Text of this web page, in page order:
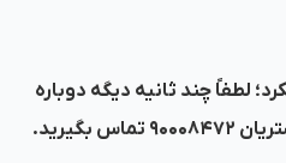
لطفاً چند ثانیه دیگه دوباره
۹۰۰۰۸۴۷۲ تماس بگیرید.